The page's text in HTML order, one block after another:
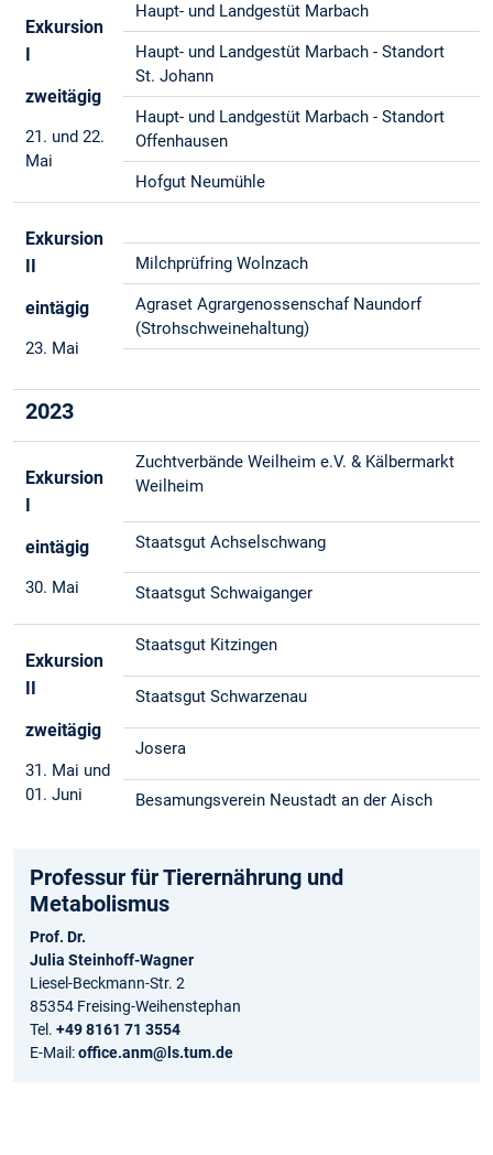
Exkursion
zweitägig
21. und 22.
Mai
Haupt- und Landgestüt Marbach
Haupt- und Landgestüt Marbach - Standort
St. Johann
Haupt- und Landgestüt Marbach - Standort
Offenhausen
Hofgut Neumühle
Exkursion
eintägig
23. Mai
Milchprüfring Wolnzach
Agraset Agrargenossenschaf Naundorf
(Strohschweinehaltung)
2023
Exkursion
eintägig
30. Mai
Zuchtverbände Weilheim e.V. & Kälbermarkt
Weilheim
Staatsgut Achselschwang
Staatsgut Schwaiganger
Exkursion
zweitägig
31. Mai und
01. Juni
Staatsgut Kitzingen
Staatsgut Schwarzenau
Josera
Besamungsverein Neustadt an der Aisch
Professur für Tierernährung und
Metabolismus
Prof. Dr.
Julia Steinhoff-Wagner
Liesel-Beckmann-Str. 2
85354 Freising-Weihenstephan
Tel. +49 8161 71 3554
E-Mail:office.anm@ls.tum.de